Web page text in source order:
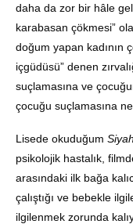
daha da zor bir hâle
karabasan çökmesi”
doğum yapan kadının
içgüdüsü” denen
suçlamasına ve
çocuğu suçlamasına
Lisede okuduğum
psikolojik hastalık,
arasındaki ilk bağa
çalıştığı ve bebekle
ilgilenmek zorunda